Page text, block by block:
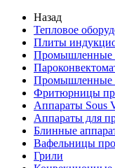
Назад
Тепловое
Плиты
Промышленные
Промышленные
Фритюрницы
Аппараты Sous
Аппараты для
Блинные
Вафельницы
Грили